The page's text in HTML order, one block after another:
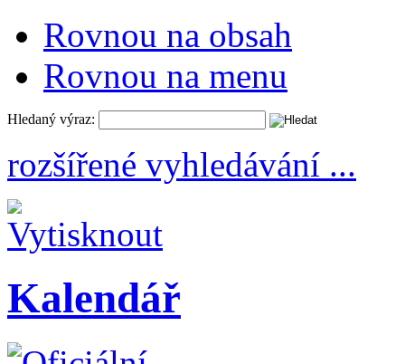
Rovnou na obsah
Rovnou na menu
Hledaný výraz:
rozšířené vyhledávání ...
Kalendář